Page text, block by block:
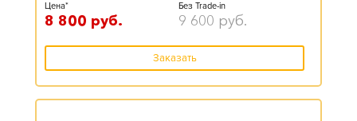
Цена*
8 800 руб.
Без Trade-in
9 600 руб.
Заказать